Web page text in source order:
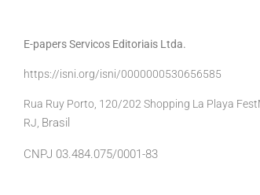
E-papers Servicos Editoriais Ltda.
https://isni.org/isni/0000000530656585
Rua Ruy Porto, 120/202 Shopping La Playa
RJ, Brasil
CNPJ 03.484.075/0001-83